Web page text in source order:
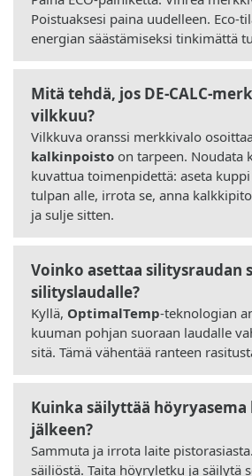
Poistuaksesi paina uudelleen. Eco-
energian säästämiseksi tinkimättä
Mitä tehdä, jos DE-CALC-
vilkkuu?
Vilkkuva oranssi merkkivalo
kalkinpoisto on tarpeen. Noudata
kuvattua toimenpidettä: aseta kuppi
tulpan alle, irrota se, anna
ja sulje sitten.
Voinko asettaa silitysraudan
silityslaudalle?
Kyllä, OptimalTemp-teknologian
kuuman pohjan suoraan laudalle
sitä. Tämä vähentää ranteen
Kuinka säilyttää
jälkeen?
Sammuta ja irrota laite
säiliöstä. Taita höyryletku ja säilytä